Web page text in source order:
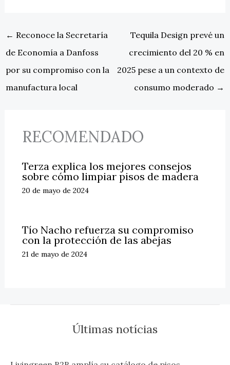
← Reconoce la Secretaría
de Economía a Danfoss
por su compromiso con la
manufactura local
Tequila Design prevé un
crecimiento del 20 % en
2025 pese a un contexto de
consumo moderado →
RECOMENDADO
Terza explica los mejores consejos
sobre cómo limpiar pisos de madera
20 de mayo de 2024
Tío Nacho refuerza su compromiso
con la protección de las abejas
21 de mayo de 2024
Últimas notícias